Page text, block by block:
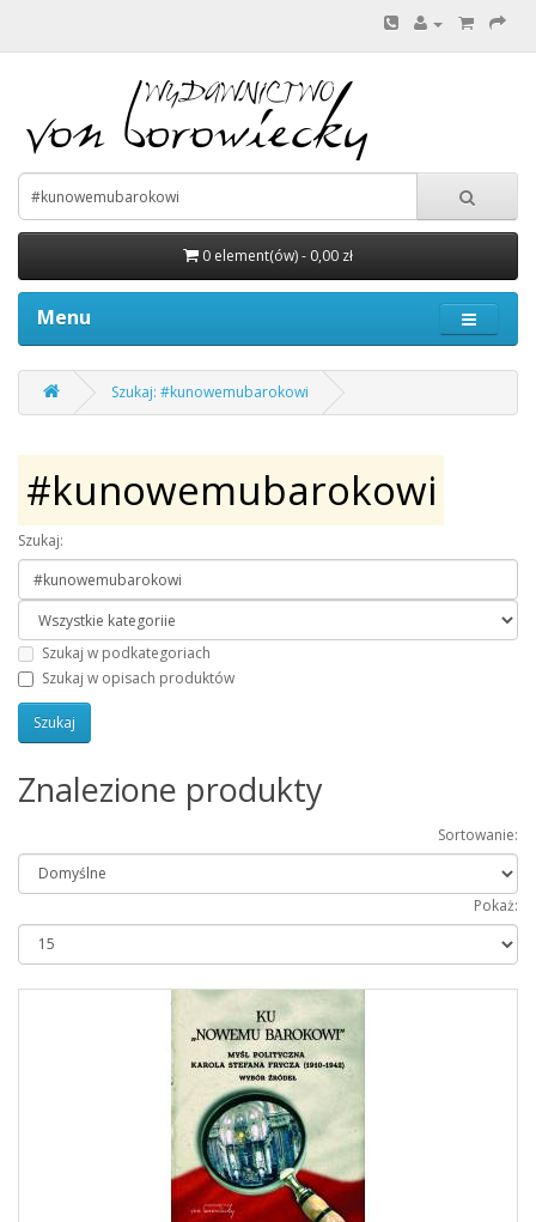
0 element(ów) - 0,00 zł
Menu
Szukaj: #kunowemubarokowi
#kunowemubarokowi
Szukaj:
Szukaj w podkategoriach
Szukaj w opisach produktów
Znalezione produkty
Sortowanie:
Pokaż: